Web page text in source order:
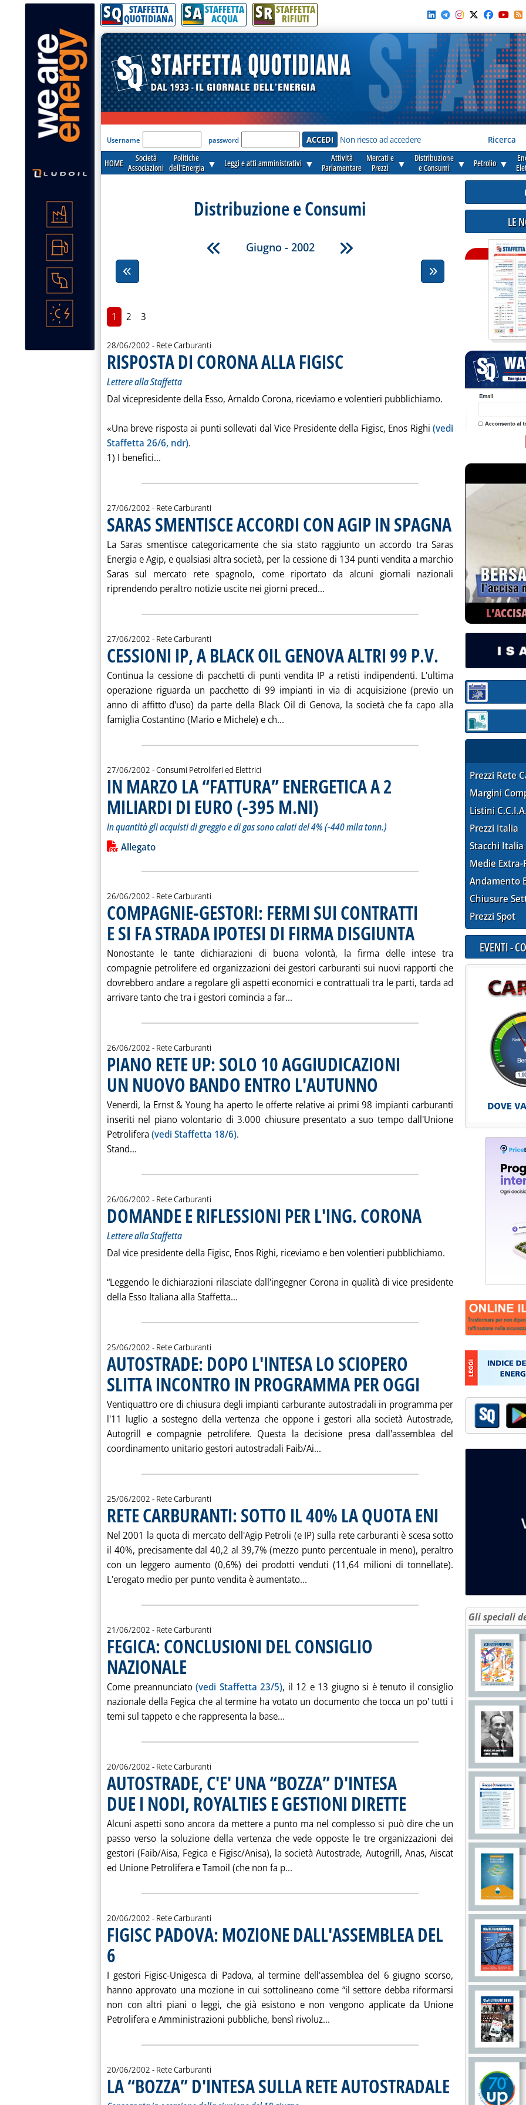
SQ STAFFETTA
QUOTIDIANA SA STAFFETTA
ACQUA SR STAFFETTA
RIFIUTI
'Modulo Login per accedere'
Username password Non riesco ad accedere Ricerca
HOME
Società
Associazioni
Politiche
dell'Energia ▼ Leggi e atti amministrativi ▼
Attività
Parlamentare
Mercati e
Prezzi
▼
Distribuzione
e Consumi
▼ Petrolio ▼
Distribuzione e Consumi
Giugno - 2002
1 2 3
28/06/2002 - Rete Carburanti
RISPOSTA DI CORONA ALLA FIGISC. Sottotitolo: Lettere alla Staffetta
. Pubblicata venerdì 28 giugno 2002 alle 15.44.
Lettere alla Staffetta
Dal vicepresidente della Esso, Arnaldo Corona, riceviamo e volentieri pubblichiamo.
«Una breve risposta ai punti sollevati dal Vice Presidente della Figisc, Enos Righi (vedi
Staffetta 26/6, ndr).
1) I benefici...
27/06/2002 - Rete Carburanti
SARAS SMENTISCE ACCORDI CON AGIP IN SPAGNA . Pubblicata giovedì 27
La Saras smentisce categoricamente che sia stato raggiunto un accordo tra Saras
Energia e Agip, e qualsiasi altra società, per la cessione di 134 punti vendita a marchio
Saras sul mercato rete spagnolo, come riportato da alcuni giornali nazionali
riprendendo peraltro notizie uscite nei giorni preced... Leggi tutta la notizia: 'SARAS SMENTISCE
27/06/2002 - Rete Carburanti
CESSIONI IP, A BLACK OIL GENOVA ALTRI 99 P.V. . Pubblicata giovedì 27
Continua la cessione di pacchetti di punti vendita IP a retisti indipendenti. L'ultima
operazione riguarda un pacchetto di 99 impianti in via di acquisizione (previo un
anno di affitto d'uso) da parte della Black Oil di Genova, la società che fa capo alla
famiglia Costantino (Mario e Michele) e ch... Leggi tutta la notizia: 'CESSIONI IP, A BLACK OIL
27/06/2002 - Consumi Petroliferi ed Elettrici
IN MARZO LA “FATTURA” ENERGETICA A 2
MILIARDI DI EURO (-395 M.NI) . Sottotitolo: In quantità gli acquisti di greggio e di gas sono calati del 4%
In quantità gli acquisti di greggio e di gas sono calati del 4% (-440 mila tonn.)
Leggi tutta la notizia: 'IN MARZO LA “FATTURA” ENERGETICA A 2 MILIARDI DI EURO (-395 M.NI)'
Lista allegati PDF alla notizia
Allegato
26/06/2002 - Rete Carburanti
COMPAGNIE-GESTORI: FERMI SUI CONTRATTI
E SI FA STRADA IPOTESI DI FIRMA DISGIUNTA . Pubblicata mercoledì 26 giugno 2002
Nonostante le tante dichiarazioni di buona volontà, la firma delle intese tra
compagnie petrolifere ed organizzazioni dei gestori carburanti sui nuovi rapporti che
dovrebbero andare a regolare gli aspetti economici e contrattuali tra le parti, tarda ad
arrivare tanto che tra i gestori comincia a far... Leggi tutta la notizia: 'COMPAGNIE-GESTORI: FERMI
26/06/2002 - Rete Carburanti
PIANO RETE UP: SOLO 10 AGGIUDICAZIONI
UN NUOVO BANDO ENTRO L'AUTUNNO . Pubblicata mercoledì 26 giugno 2002 alle 15.39.
Venerdì, la Ernst & Young ha aperto le offerte relative ai primi 98 impianti carburanti
inseriti nel piano volontario di 3.000 chiusure presentato a suo tempo dall'Unione
Petrolifera(vedi Staffetta 18/6).
Stand... Leggi tutta la notizia: 'PIANO RETE UP: SOLO 10 AGGIUDICAZIONI . UN NUOVO BANDO
26/06/2002 - Rete Carburanti
DOMANDE E RIFLESSIONI PER L'ING. CORONA . Pubblicata mercoledì 26 giugno
Lettere alla Staffetta
Dal vice presidente della Figisc, Enos Righi, riceviamo e ben volentieri pubblichiamo.
“Leggendo le dichiarazioni rilasciate dall'ingegner Corona in qualità di vice presidente
della Esso Italiana alla Staffetta...
25/06/2002 - Rete Carburanti
AUTOSTRADE: DOPO L'INTESA LO SCIOPERO
SLITTA INCONTRO IN PROGRAMMA PER OGGI . Pubblicata martedì 25 giugno 2002
Ventiquattro ore di chiusura degli impianti carburante autostradali in programma per
l'11 luglio a sostegno della vertenza che oppone i gestori alla società Autostrade,
Autogrill e compagnie petrolifere. Questa la decisione presa dall'assemblea del
coordinamento unitario gestori autostradali Faib/Ai... Leggi tutta la notizia: 'AUTOSTRADE: DOPO
25/06/2002 - Rete Carburanti
RETE CARBURANTI: SOTTO IL 40% LA QUOTA ENI
Nel 2001 la quota di mercato dell'Agip Petroli (e IP) sulla rete carburanti è scesa sotto
il 40%, precisamente dal 40,2 al 39,7% (mezzo punto percentuale in meno), peraltro
con un leggero aumento (0,6%) dei prodotti venduti (11,64 milioni di tonnellate).
L'erogato medio per punto vendita è aumentato...
21/06/2002 - Rete Carburanti
FEGICA: CONCLUSIONI DEL CONSIGLIO
NAZIONALE
Come preannunciato (vedi Staffetta 23/5), il 12 e 13 giugno si è tenuto il consiglio
nazionale della Fegica che al termine ha votato un documento che tocca un po' tutti i
temi sul tappeto e che rappresenta la base... Leggi tutta la notizia: 'FEGICA: CONCLUSIONI DEL
20/06/2002 - Rete Carburanti
AUTOSTRADE, C'E' UNA “BOZZA” D'INTESA
DUE I NODI, ROYALTIES E GESTIONI DIRETTE . Pubblicata giovedì 20 giugno 2002 alle
Alcuni aspetti sono ancora da mettere a punto ma nel complesso si può dire che un
passo verso la soluzione della vertenza che vede opposte le tre organizzazioni dei
gestori (Faib/Aisa, Fegica e Figisc/Anisa), la società Autostrade, Autogrill, Anas, Aiscat
ed Unione Petrolifera e Tamoil (che non fa p... Leggi tutta la notizia: 'AUTOSTRADE, C'E' UNA “BOZZA”
20/06/2002 - Rete Carburanti
FIGISC PADOVA: MOZIONE DALL'ASSEMBLEA DEL
6
I gestori Figisc-Unigesca di Padova, al termine dell'assemblea del 6 giugno scorso,
hanno approvato una mozione in cui sottolineano come “il settore debba riformarsi
non con altri piani o leggi, che già esistono e non vengono applicate da Unione
Petrolifera e Amministrazioni pubbliche, bensì rivoluz... Leggi tutta la notizia: 'FIGISC PADOVA:
20/06/2002 - Rete Carburanti
LA “BOZZA” D'INTESA SULLA RETE AUTOSTRADALE . Sottotitolo: Consegnata
. Pubblicata giovedì 20
LE
Sezione:
Sezione:
Prezzi Rete
Margini
Listini
Prezzi Italia
Stacchi Italia
Medie Extra-
Andamento
Chiusure
Prezzi Spot
EVENTI -
Gli speciali